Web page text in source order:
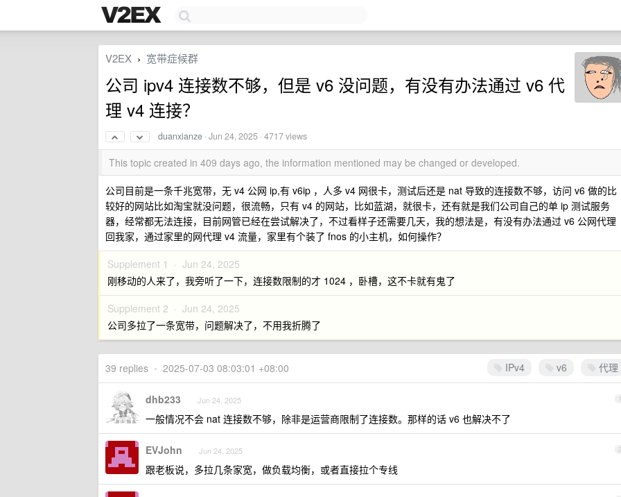
V2EX › 宽带症候群
公司 ipv4 连接数不够，但是 v6 没问题，有没有办法通过 v6 代
理 v4 连接？
duanxianze ·Jun 24, 2025 · 4717 views
This topic created in 409 days ago, the information mentioned may be changed or developed.
公司目前是一条千兆宽带，无 v4 公网 ip,有 v6ip ，人多 v4 网很卡，测试后还是 nat 导致的连接数不够，访问 v6 做的比
较好的网站比如淘宝就没问题，很流畅，只有 v4 的网站，比如蓝湖，就很卡，还有就是我们公司自己的单 ip 测试服务
器，经常都无法连接，目前网管已经在尝试解决了，不过看样子还需要几天，我的想法是，有没有办法通过 v6 公网代理
回我家，通过家里的网代理 v4 流量，家里有个装了 fnos 的小主机，如何操作？
Supplement 1 · Jun 24, 2025
刚移动的人来了，我旁听了一下，连接数限制的才 1024 ，卧槽，这不卡就有鬼了
Supplement 2 · Jun 24, 2025
公司多拉了一条宽带，问题解决了，不用我折腾了
IPv4 v6 代理
39 replies • 2025-07-03 08:03:01 +08:00
1
dhb233 Jun 24, 2025
一般情况不会 nat 连接数不够，除非是运营商限制了连接数。那样的话 v6 也解决不了
2
EVJohn Jun 24, 2025
跟老板说，多拉几条家宽，做负载均衡，或者直接拉个专线